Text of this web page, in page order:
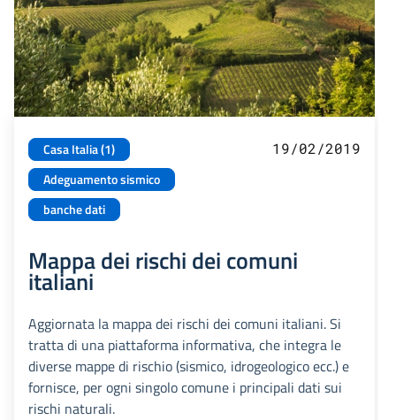
Casa Italia (1)
Adeguamento sismico
banche dati
19/02/2019
Mappa dei rischi dei comuni
italiani
Aggiornata la mappa dei rischi dei comuni italiani. Si
tratta di una piattaforma informativa, che integra le
diverse mappe di rischio (sismico, idrogeologico ecc.) e
fornisce, per ogni singolo comune i principali dati sui
rischi naturali.